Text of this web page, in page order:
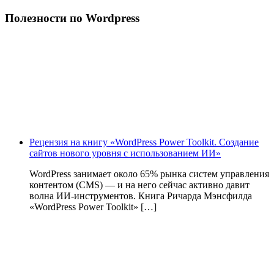
Полезности по Wordpress
Рецензия на книгу «WordPress Power Toolkit. Создание
сайтов нового уровня с использованием ИИ»
WordPress занимает около 65% рынка систем управления
контентом (CMS) — и на него сейчас активно давит
волна ИИ‑инструментов. Книга Ричарда Мэнсфилда
«WordPress Power Toolkit» […]